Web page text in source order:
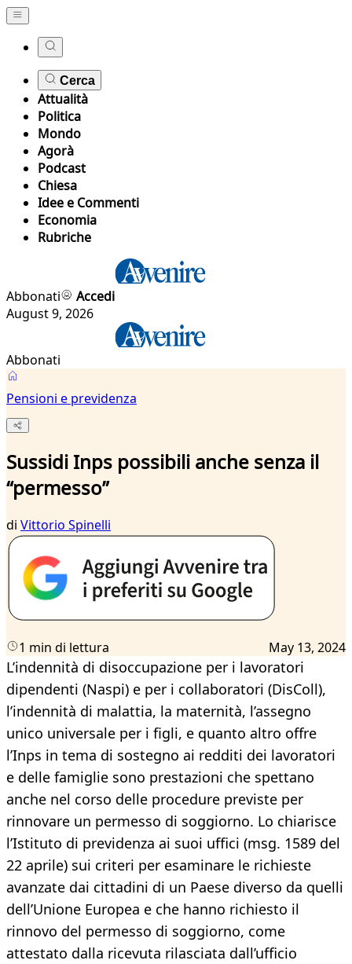
Cerca
Attualità
Politica
Mondo
Agorà
Podcast
Chiesa
Idee e Commenti
Economia
Rubriche
Abbonati
Accedi
August 9, 2026
Abbonati
Pensioni e previdenza
Sussidi Inps possibili anche senza il
“permesso”
di Vittorio Spinelli
1 min di lettura May 13, 2024
L’indennità di disoccupazione per i lavoratori
dipendenti (Naspi) e per i collaboratori (DisColl),
l’indennità di malattia, la maternità, l’assegno
unico universale per i figli, e quanto altro offre
l’Inps in tema di sostegno ai redditi dei lavoratori
e delle famiglie sono prestazioni che spettano
anche nel corso delle procedure previste per
rinnovare un permesso di soggiorno. Lo chiarisce
l’Istituto di previdenza ai suoi uffici (msg. 1589 del
22 aprile) sui criteri per esaminare le richieste
avanzate dai cittadini di un Paese diverso da quelli
dell’Unione Europea e che hanno richiesto il
rinnovo del permesso di soggiorno, come
attestato dalla ricevuta rilasciata dall’ufficio